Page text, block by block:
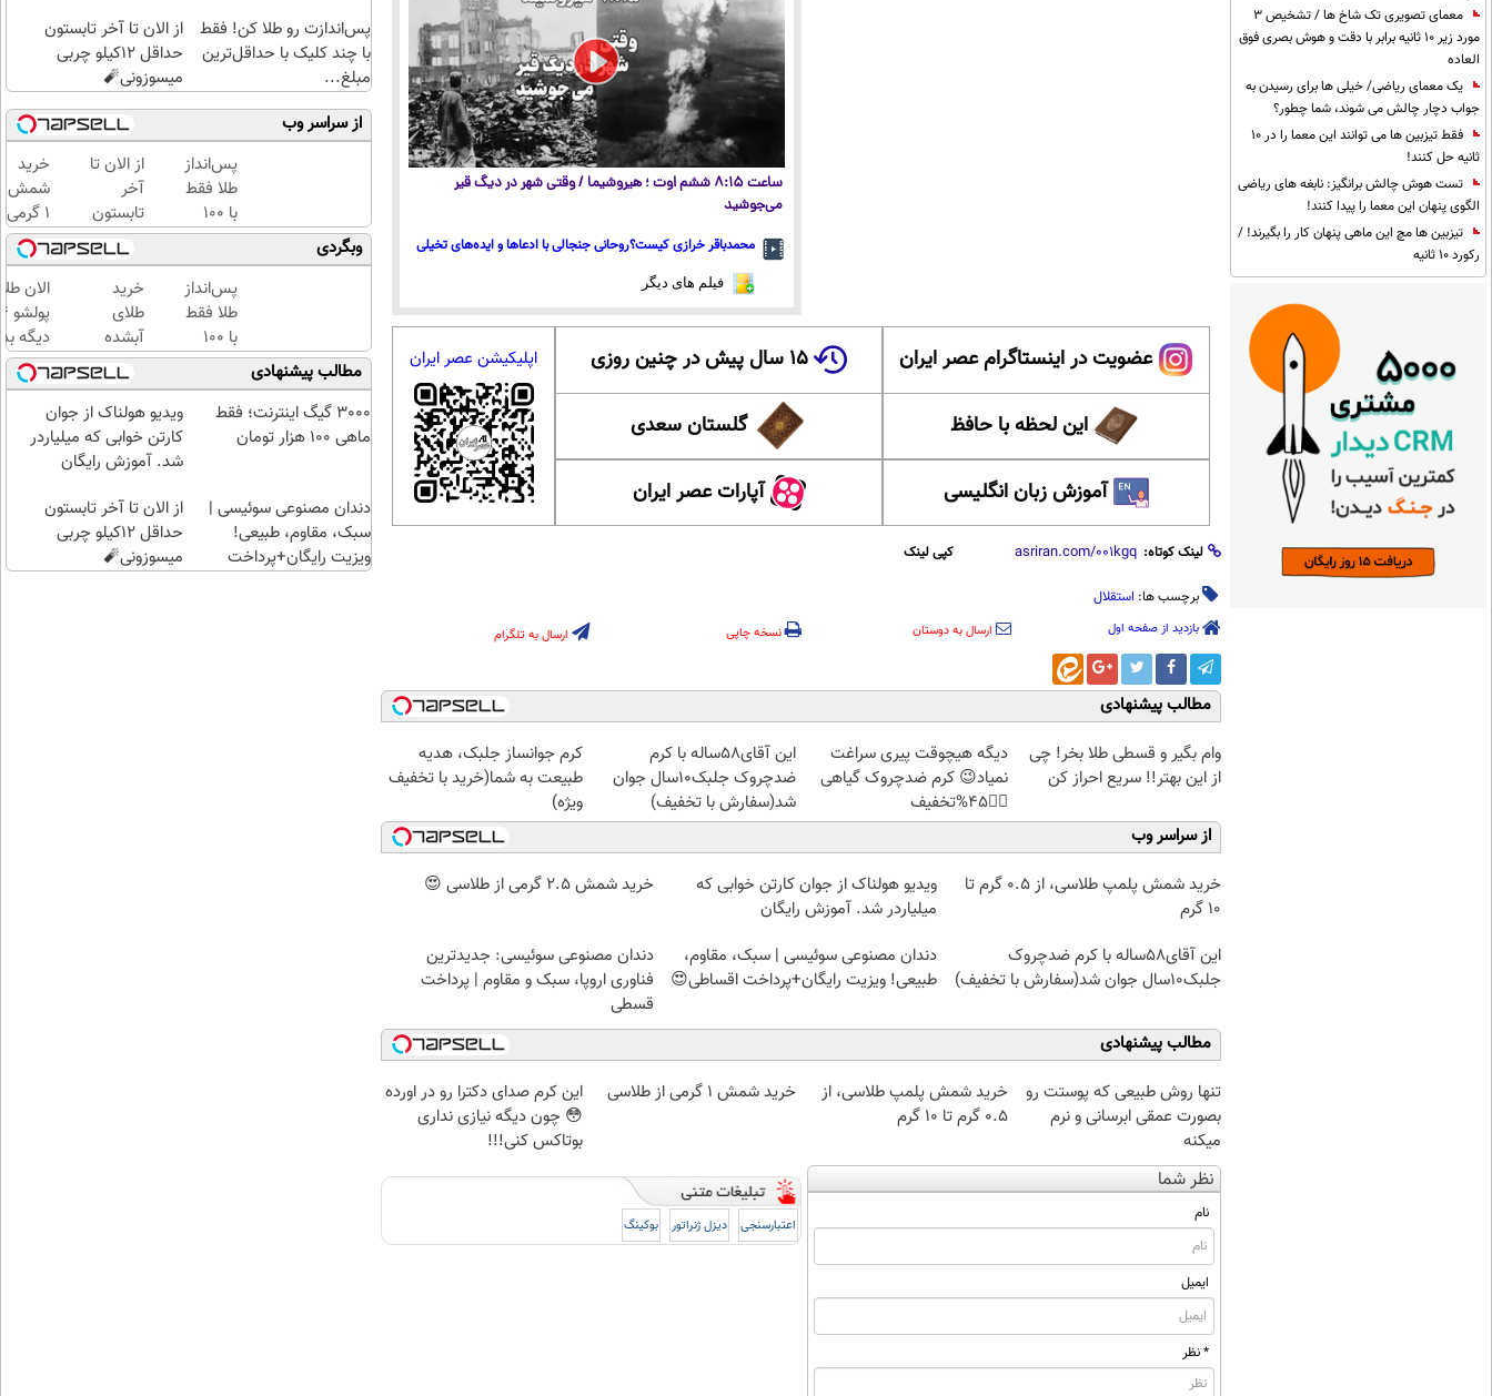
معمای تصویری تک شاخ ها / تشخیص 3
مورد زیر 10 ثانیه برابر با دقت و هوش بصری فوق
العاده
یک معمای ریاضی/ خیلی ها برای رسیدن به
جواب دچار چالش می شوند، شما چطور؟
فقط تیزبین ها می توانند این معما را در 10
ثانیه حل کنند!
تست هوش چالش برانگیز: نابغه های ریاضی
الگوی پنهان این معما را پیدا کنند!
تیزبین ها مچ این ماهی پنهان کار را بگیرند! /
رکورد 10 ثانیه
ساعت ۸:۱۵ ششم اوت ؛ هیروشیما / وقتی شهر در دیگ قیر
می‌جوشید
محمدباقر خرازی کیست؟روحانی جنجالی با ادعاها و ایده‌های تخیلی
فیلم های دیگر
عضویت در اینستاگرام عصر ایران ۱۵ سال پیش در چنین روزی
این لحظه با حافظ گلستان سعدی
آموزش زبان انگلیسی آپارات عصر ایران
اپلیکیشن عصر ایران
لینک کوتاه: کپی لینک
برچسب ها: استقلال
بازدید از صفحه اول ارسال به دوستان نسخه چاپی ارسال به تلگرام
مطالب پیشنهادی
وام بگیر و قسطی طلا بخر! چی
از این بهتر!! سریع احراز کن
دیگه هیچوقت پیری سراغت
نمیاد😉 کرم ضدچروک گیاهی
👈🏻45%تخفیف
این آقای58ساله با کرم
ضدچروک جلبک10سال جوان
شد(سفارش با تخفیف)
کرم جوانساز جلبک، هدیه
طبیعت به شما(خرید با تخفیف
ویژه)
از سراسر وب
خرید شمش پلمپ طلاسی، از ۰.۵ گرم تا
۱۰ گرم
ویدیو هولناک از جوان کارتن خوابی که
میلیاردر شد. آموزش رایگان
خرید شمش 2.5 گرمی از طلاسی 😍
این آقای58ساله با کرم ضدچروک
جلبک10سال جوان شد(سفارش با تخفیف)
دندان مصنوعی سوئیسی | سبک، مقاوم،
طبیعی! ویزیت رایگان+پرداخت اقساطی😍
دندان مصنوعی سوئیسی: جدیدترین
فناوری اروپا، سبک و مقاوم | پرداخت
قسطی
مطالب پیشنهادی
تنها روش طبیعی که پوستت رو
بصورت عمقی ابرسانی و نرم
میکنه
خرید شمش پلمپ طلاسی، از
۰.۵ گرم تا ۱۰ گرم
خرید شمش 1 گرمی از طلاسی
این کرم صدای دکترا رو در اورده
😳 چون دیگه نیازی نداری
بوتاکس کنی!!!
نظر شما
نام
ایمیل
* نظر
اعتبارسنجی دیزل ژنراتور بوکینگ
پس‌اندازت رو طلا کن! فقط
با چند کلیک با حداقل‌ترین
مبلغ...
از الان تا آخر تابستون
حداقل 12کیلو چربی
میسوزونی🧨
از سراسر وب
پس‌انداز
طلا فقط
با ۱۰۰
هزارتومان
(امن و
راحت)
از الان تا
آخر
تابستون
حداقل
12کیلو
چربی
میسوزونی
🧨
خرید
شمش
1 گرمی
از
طلاسی
وبگردی
پس‌انداز
طلا فقط
با ۱۰۰
هزارتومان
(امن و
راحت)
خرید
طلای
آبشده
حتی با
۱۰۰هزارتومان
الان
دیگه
طلا با
بی‌بهره
مطالب پیشنهادی
3000 گیگ اینترنت؛ فقط
ماهی 100 هزار تومان
ویدیو هولناک از جوان
کارتن خوابی که میلیاردر
شد. آموزش رایگان
دندان مصنوعی سوئیسی |
سبک، مقاوم، طبیعی!
ویزیت رایگان+پرداخت
از الان تا آخر تابستون
حداقل 12کیلو چربی
میسوزونی🧨